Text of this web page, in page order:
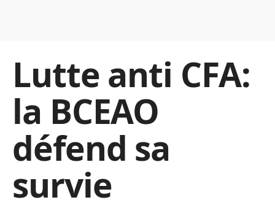
Lutte anti CFA:
la BCEAO
défend sa
survie